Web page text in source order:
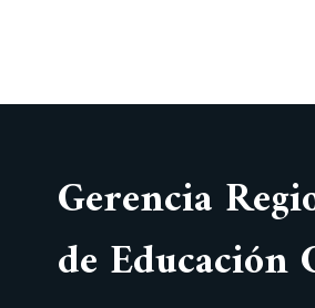
Gerencia
de Educación